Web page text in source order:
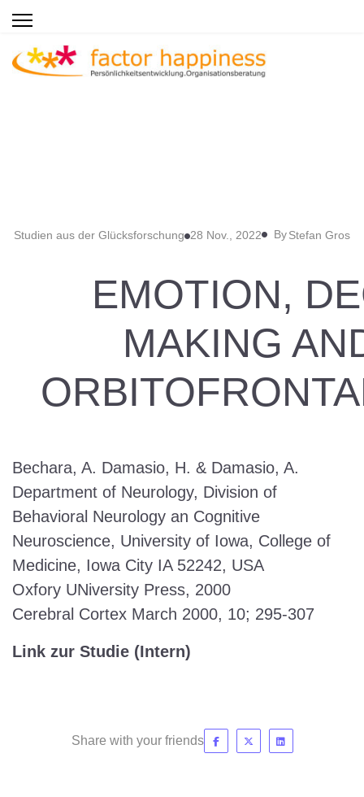
Studien aus der Glücksforschung 28 Nov., 2022 ByStefan Gros
EMOTION,
MAKING
Bechara, A. Damasio, H. & Damasio, A.
Department of Neurology, Division of
Behavioral Neurology an Cognitive
Neuroscience, University of Iowa, College of
Medicine, Iowa City IA 52242, USA
Oxfory UNiversity Press, 2000
Cerebral Cortex March 2000, 10; 295-307
Link zur Studie (Intern)
Share with your friends